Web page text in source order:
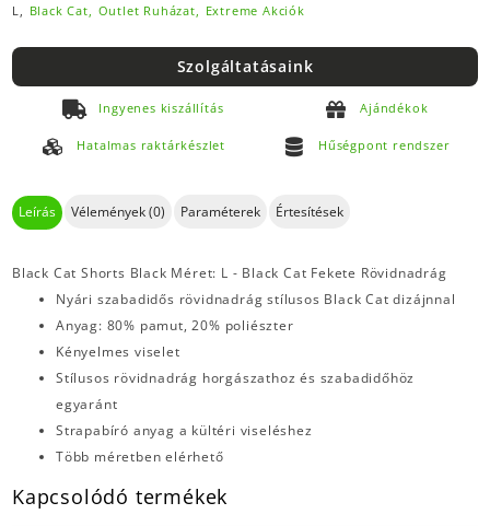
L, Black Cat, Outlet Ruházat, Extreme Akciók
Szolgáltatásaink
Ingyenes kiszállítás Ajándékok
Hatalmas raktárkészlet Hűségpont rendszer
Leírás Vélemények (0) Paraméterek Értesítések
Black Cat Shorts Black Méret: L - Black Cat Fekete Rövidnadrág
Nyári szabadidős rövidnadrág stílusos Black Cat dizájnnal
Anyag: 80% pamut, 20% poliészter
Kényelmes viselet
Stílusos rövidnadrág horgászathoz és szabadidőhöz
egyaránt
Strapabíró anyag a kültéri viseléshez
Több méretben elérhető
Kapcsolódó termékek